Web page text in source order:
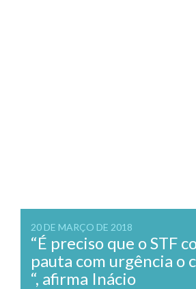
20 DE MARÇO DE 2018
“É preciso que o STF
pauta com urgência o
“, afirma Inácio